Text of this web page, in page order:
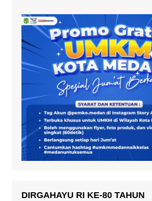
DIRGAHAYU RI KE-80 TAHUN